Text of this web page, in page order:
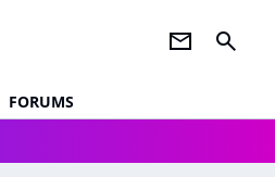
newsletter search
FORUMS